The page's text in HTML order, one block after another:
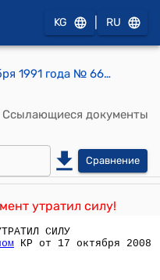
KG RU
Закон РК от 17 декабря 1991 года № 660-XII "О налогах с предприятий, объединений и организаций"
Ссылающиеся документы
Сравнение
утратил силу!